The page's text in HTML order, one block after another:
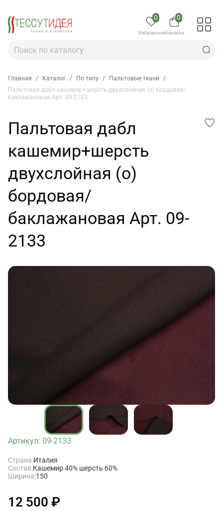
0
Избранное
0
Корзина
Главная / Каталог / По типу / Пальтовые ткани
/
Пальтовая дабл кашемир+шерсть двухслойная (о) бордовая/
баклажановая Арт. 09-2133
Пальтовая дабл
кашемир+шерсть
двухслойная (о)
бордовая/
баклажановая Арт. 09-
2133
Артикул: 09-2133
Страна:Италия
Состав:Кашемир 40% шерсть 60%
Ширина:150
12 500 ₽